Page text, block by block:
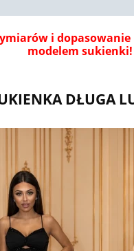
i
modelem sukienki!
DŁUGA